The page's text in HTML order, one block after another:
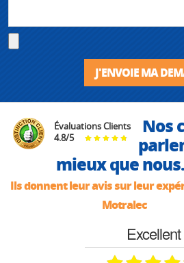
J'ENVOIE MA
Évaluations Clients
4.8/5
Nos
mieux que
Ils donnent leur avis sur leur
Motralec
Excellent